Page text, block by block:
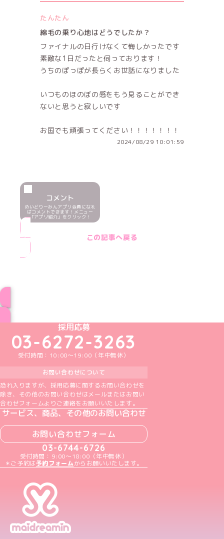
たんたん
綿毛の乗り心地はどうでしたか？
ファイナルの日行けなくて悔しかったです
素敵な1日だったと伺っております！
うちのぽっぽが長らくお世話になりました
いつものほのぼの感をもう見ることができ
ないと思うと寂しいです
お国でも頑張ってください！！！！！！！
2024/08/29 10:01:59
コメント
めいどりーみんアプリ会員になれ
ばコメントできます！メニュー
「アプリ紹介」をクリック！
この記事へ戻る
めいどりーみんTikTok公式アカウント
めいどりーみんX公式アカウント
めいどりーみんInstagram公式アカウント
めいどりーみんFacebook公式アカウン
めいどりーみんYouTube公式アカ
採用応募
03-6272-3263
受付時間：10:00～19:00（年中無休）
お問い合わせについて
恐れ入りますが、採用応募に関するお問い合わせを
除き、その他のお問い合わせはメールまたはお問い
合わせフォームよりご連絡をお願いいたします。
サービス、商品、その他のお問い合わせ
お問い合わせフォーム
03-6744-6726
受付時間：9:00～18:00（年中無休）
＊ご予約は予約フォームからお願いいたします。